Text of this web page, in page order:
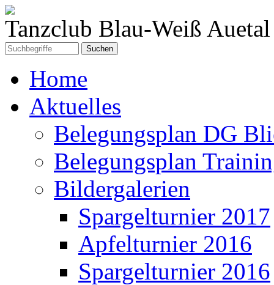
Tanzclub Blau-Weiß Auetal
Home
Aktuelles
Belegungsplan DG
Belegungsplan
Bildergalerien
Spargelturnier 2017
Apfelturnier 2016
Spargelturnier 2016